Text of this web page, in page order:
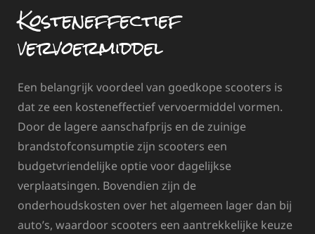
Kosteneffectief
vervoermiddel
Een belangrijk voordeel van goedkope scooters is
dat ze een kosteneffectief vervoermiddel vormen.
Door de lagere aanschafprijs en de zuinige
brandstofconsumptie zijn scooters een
budgetvriendelijke optie voor dagelijkse
verplaatsingen. Bovendien zijn de
onderhoudskosten over het algemeen lager dan bij
auto’s, waardoor scooters een aantrekkelijke keuze